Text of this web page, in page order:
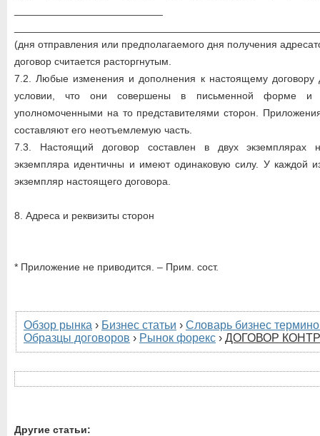
(дня отправления или предполагаемого дня получения
договор считается расторгнутым.
7.2. Любые изменения и дополнения к настоящему договору
условии, что они совершены в письменной форме и
уполномоченными на то представителями сторон.
составляют его неотъемлемую часть.
7.3. Настоящий договор составлен в двух экземплярах
экземпляра идентичны и имеют одинаковую силу. У каждой
экземпляр настоящего договора.
8. Адреса и реквизиты сторон
* Приложение не приводится. – Прим. сост.
Обзор рынка › Бизнес статьи › Словарь бизнес
Образцы договоров › Рынок форекс › ДОГОВОР
Другие статьи: